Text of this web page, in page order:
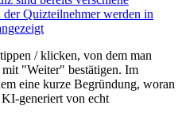
/ klicken, von dem man
mit "Weiter" bestätigen. Im
eine kurze Begründung, woran
generiert von echt